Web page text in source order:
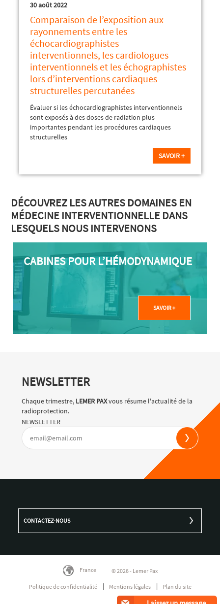
30 août 2022
Comparaison de l’exposition aux
rayonnements entre les
échocardiographistes
interventionnels, les cardiologues
interventionnels et les échographistes
lors d’interventions cardiaques
structurelles percutanées
Évaluer si les échocardiographistes interventionnels
sont exposés à des doses de radiation plus
importantes pendant les procédures cardiaques
structurelles
SAVOIR +
DÉCOUVREZ LES AUTRES DOMAINES EN
MÉDECINE INTERVENTIONNELLE DANS
LESQUELS NOUS INTERVENONS
CABINES POUR L’HÉMODYNAMIQUE
SAVOIR +
NEWSLETTER
Chaque trimestre, LEMER PAXvous résume l'actualité de la
radioprotection.
NEWSLETTER
CONTACTEZ-NOUS
France © 2026 - Lemer Pax
Politique de confidentialité Mentions légales Plan du site